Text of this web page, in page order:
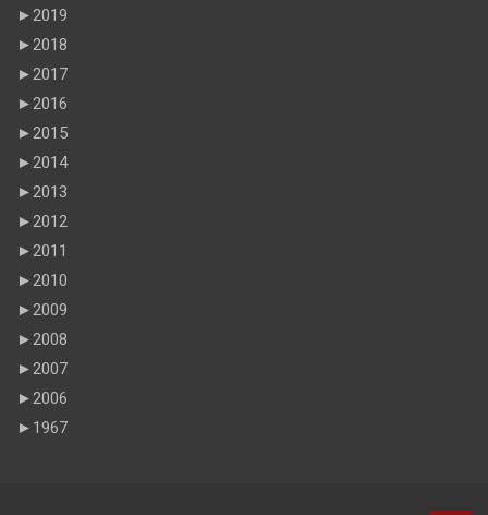
► 2019
► 2018
► 2017
► 2016
► 2015
► 2014
► 2013
► 2012
► 2011
► 2010
► 2009
► 2008
► 2007
► 2006
► 1967